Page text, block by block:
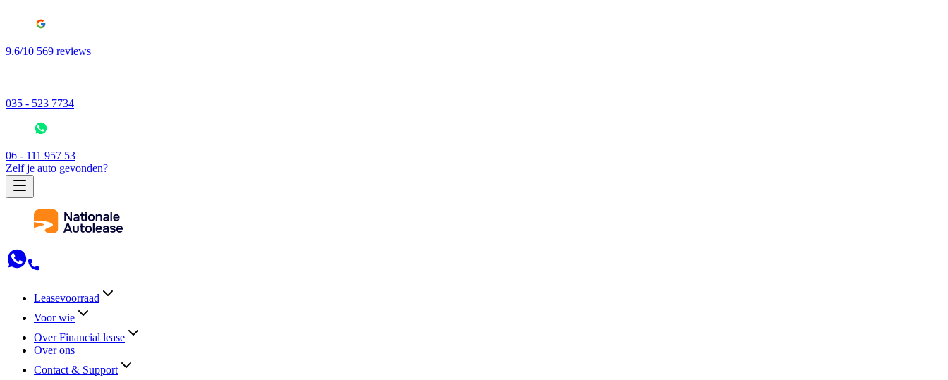
9.6/10 569 reviews
035 - 523 7734
06 - 111 957 53
Zelf je auto gevonden?
Leasevoorraad
Voor wie
Over Financial lease
Over ons
Contact & Support